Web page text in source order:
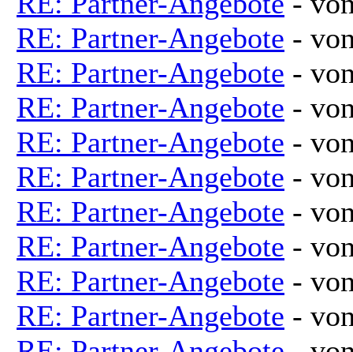
RE: Partner-Angebote -
RE: Partner-Angebote -
RE: Partner-Angebote -
RE: Partner-Angebote -
RE: Partner-Angebote -
RE: Partner-Angebote -
RE: Partner-Angebote -
RE: Partner-Angebote -
RE: Partner-Angebote -